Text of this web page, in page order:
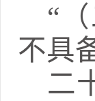
“
不具
二